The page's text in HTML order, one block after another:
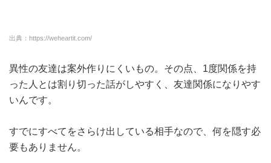
出典：https://weheartit.com/
異性の友達は案外作りにくいもの。その点、1度関係を持
った人とは割り切った話がしやすく、友達関係になりやす
いんです。
すでにすべてをさらけ出している相手なので、何を隠す必
要もありません。